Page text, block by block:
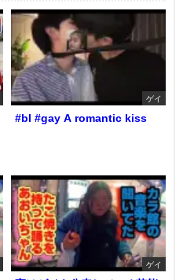
ゲイ
#bl #gay A romantic kiss
ゲイ